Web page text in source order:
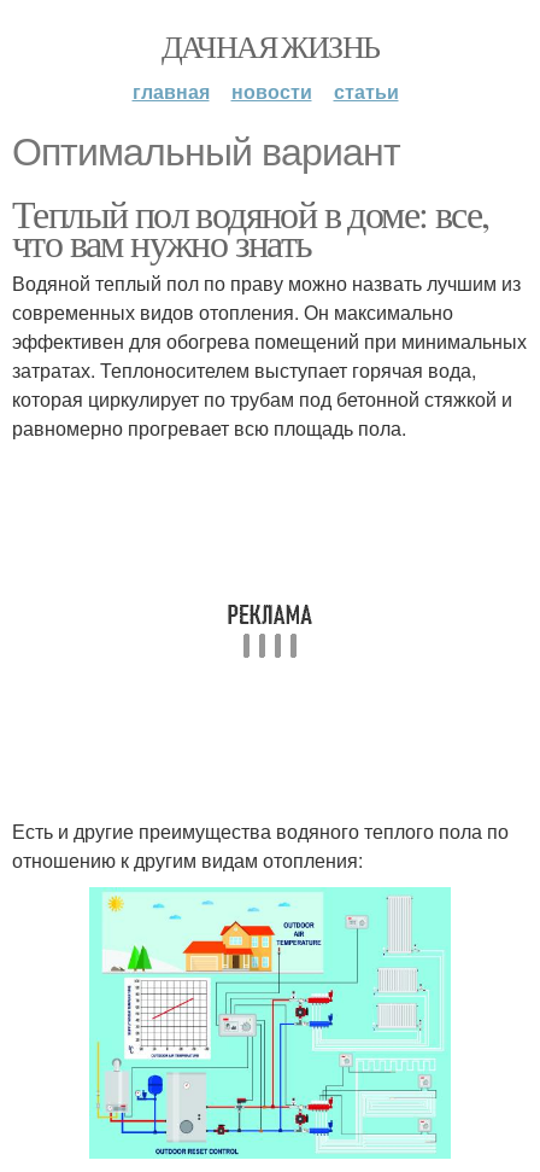
ДАЧНАЯ ЖИЗНЬ
главная новости статьи
Оптимальный вариант
Теплый пол водяной в доме: все,
что вам нужно знать
Водяной теплый пол по праву можно назвать лучшим из
современных видов отопления. Он максимально
эффективен для обогрева помещений при минимальных
затратах. Теплоносителем выступает горячая вода,
которая циркулирует по трубам под бетонной стяжкой и
равномерно прогревает всю площадь пола.
Есть и другие преимущества водяного теплого пола по
отношению к другим видам отопления: